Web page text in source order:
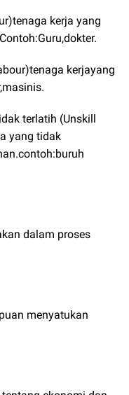
kerja yang
kerjayang
terlatih (Unskill
yang tidak
dalam proses
menyatukan